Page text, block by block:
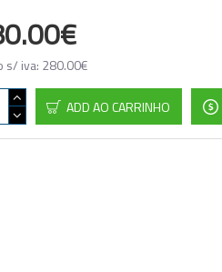
s/ iva: 280.00€
ADD AO CARRINHO